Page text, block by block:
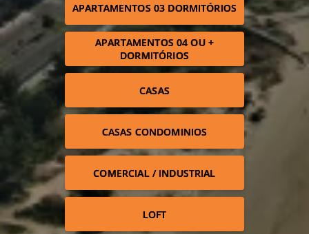
APARTAMENTOS 03 DORMITÓRIOS
APARTAMENTOS 04 OU +
DORMITÓRIOS
CASAS
CASAS CONDOMINIOS
COMERCIAL / INDUSTRIAL
LOFT